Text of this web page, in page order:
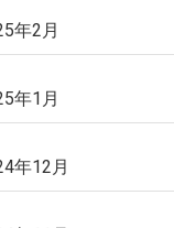
年2月
年1月
年12月